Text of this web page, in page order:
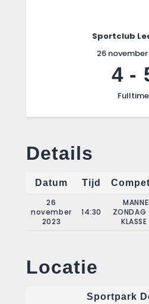
Sportclub
26
4-
Fulltime
Details
Datum Tijd
26
november
2023
14:30
Locatie
Sportpark